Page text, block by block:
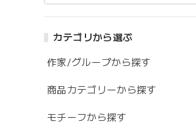
カテゴリから選ぶ
作家/グループから探す
商品カテゴリーから探す
モチーフから探す